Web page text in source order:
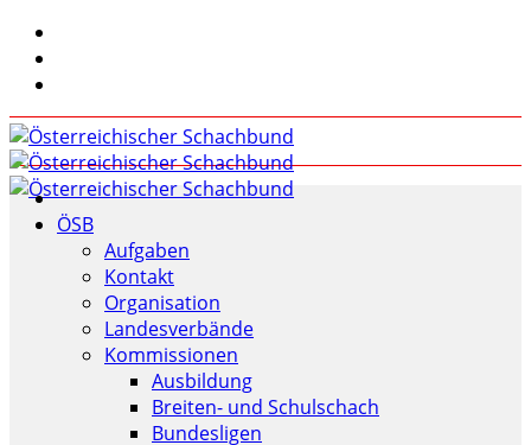
ÖSB
Aufgaben
Kontakt
Organisation
Landesverbände
Kommissionen
Ausbildung
Breiten- und Schulschach
Bundesligen